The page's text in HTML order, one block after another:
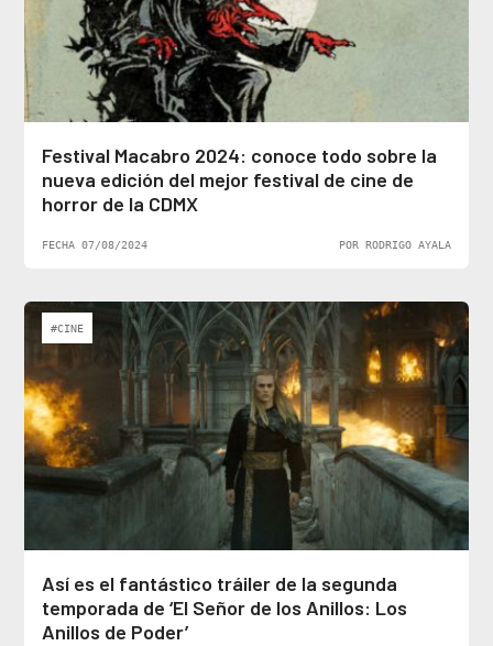
Festival Macabro 2024: conoce todo sobre la
nueva edición del mejor festival de cine de
horror de la CDMX
FECHA 07/08/2024 POR RODRIGO AYALA
#CINE
Así es el fantástico tráiler de la segunda
temporada de ‘El Señor de los Anillos: Los
Anillos de Poder’